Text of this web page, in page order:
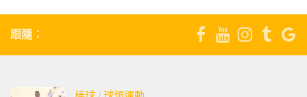
跟隨：